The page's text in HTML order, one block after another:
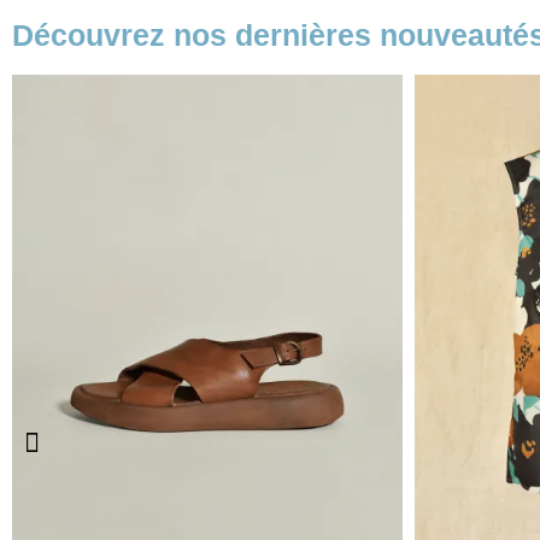
Découvrez nos dernières